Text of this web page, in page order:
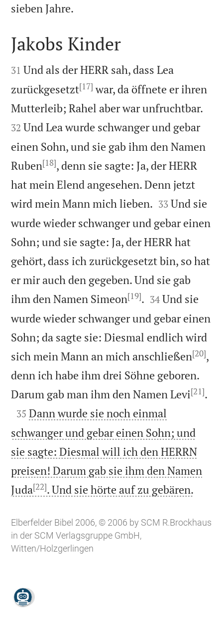
sieben Jahre.

Jakobs Kinder

31 Und als der HERR sah, dass Lea
zurückgesetzt[17] war, da öffnete er ihren
Mutterleib; Rahel aber war unfruchtbar.
32 Und Lea wurde schwanger und gebar
einen Sohn, und sie gab ihm den Namen
Ruben[18], denn sie sagte: Ja, der HERR
hat mein Elend angesehen. Denn jetzt
wird mein Mann mich lieben. 

33 Und sie
wurde wieder schwanger und gebar einen
Sohn; und sie sagte: Ja, der HERR hat
gehört, dass ich zurückgesetzt bin, so hat
er mir auch den gegeben. Und sie gab
ihm den Namen Simeon[19]. 

34 Und sie
wurde wieder schwanger und gebar einen
Sohn; da sagte sie: Diesmal endlich wird
sich mein Mann an mich anschließen[20],
denn ich habe ihm drei Söhne geboren.
Darum gab man ihm den Namen Levi[21].

35 Dann wurde sie noch einmal
schwanger und gebar einen Sohn; und
sie sagte: Diesmal will ich den HERRN
preisen! Darum gab sie ihm den Namen
Juda[22]. Und sie hörte auf zu gebären.
Elberfelder Bibel 2006, © 2006 by SCM R.Brockhaus
in der SCM Verlagsgruppe GmbH,
Witten/Holzgerlingen